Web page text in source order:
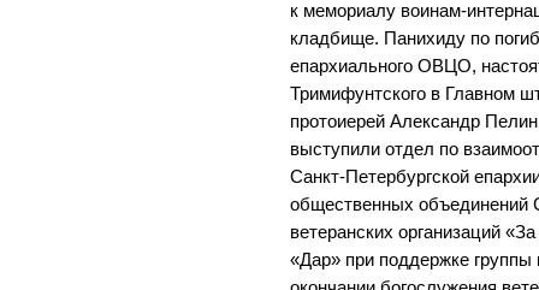
к мемориалу воинам-
кладбище. Панихиду по
епархиального ОВЦО,
Тримифунтского в Главном
протоиерей Александр
выступили отдел по
Санкт-Петербургской
общественных объединений
ветеранских организаций
«Дар» при поддержке